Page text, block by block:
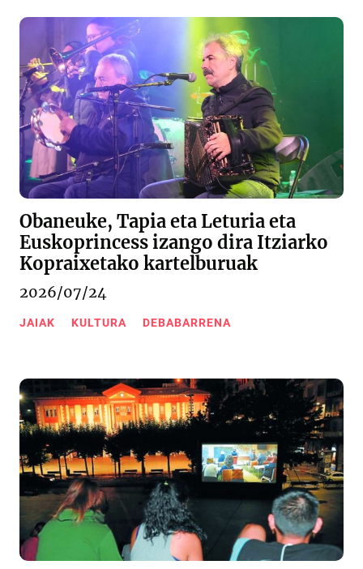
Obaneuke, Tapia eta Leturia eta
Euskoprincess izango dira Itziarko
Kopraixetako kartelburuak
2026/07/24
JAIAK KULTURA DEBABARRENA